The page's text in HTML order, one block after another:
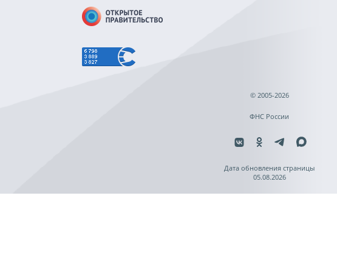
© 2005-2026
ФНС России
Дата обновления страницы
05.08.2026